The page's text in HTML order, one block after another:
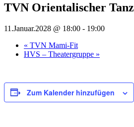
TVN Orientalischer Tanz
11.Januar.2028 @ 18:00 - 19:00
« TVN Mami-Fit
HVS – Theatergruppe »
Zum Kalender hinzufügen